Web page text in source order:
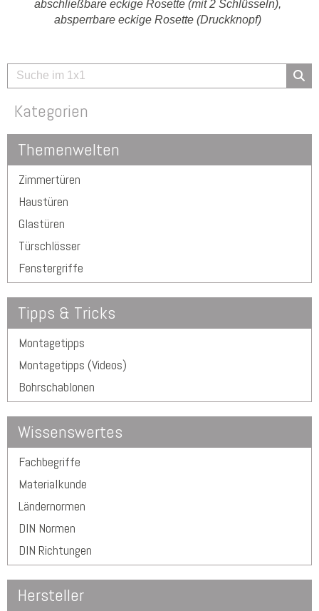
abschließbare eckige Rosette (mit 2 Schlüsseln),
absperrbare eckige Rosette (Druckknopf)
Kategorien
Themenwelten
Zimmertüren
Haustüren
Glastüren
Türschlösser
Fenstergriffe
Tipps & Tricks
Montagetipps
Montagetipps (Videos)
Bohrschablonen
Wissenswertes
Fachbegriffe
Materialkunde
Ländernormen
DIN Normen
DIN Richtungen
Hersteller